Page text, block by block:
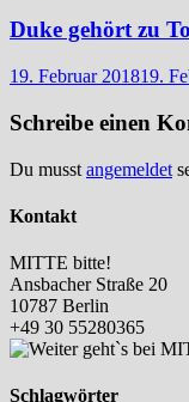
Duke gehört zu
19. Februar 201819.
Schreibe einen
Du musst angemeldet
Kontakt
MITTE bitte!
Ansbacher Straße 20
10787 Berlin
+49 30 55280365
Schlagwörter